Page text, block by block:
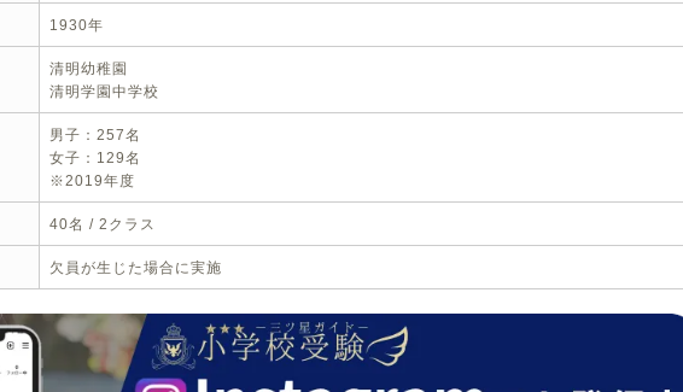
1930年
清明幼稚園
清明学園中学校
男子：257名
女子：129名
※2019年度
40名 / 2クラス
欠員が生じた場合に実施